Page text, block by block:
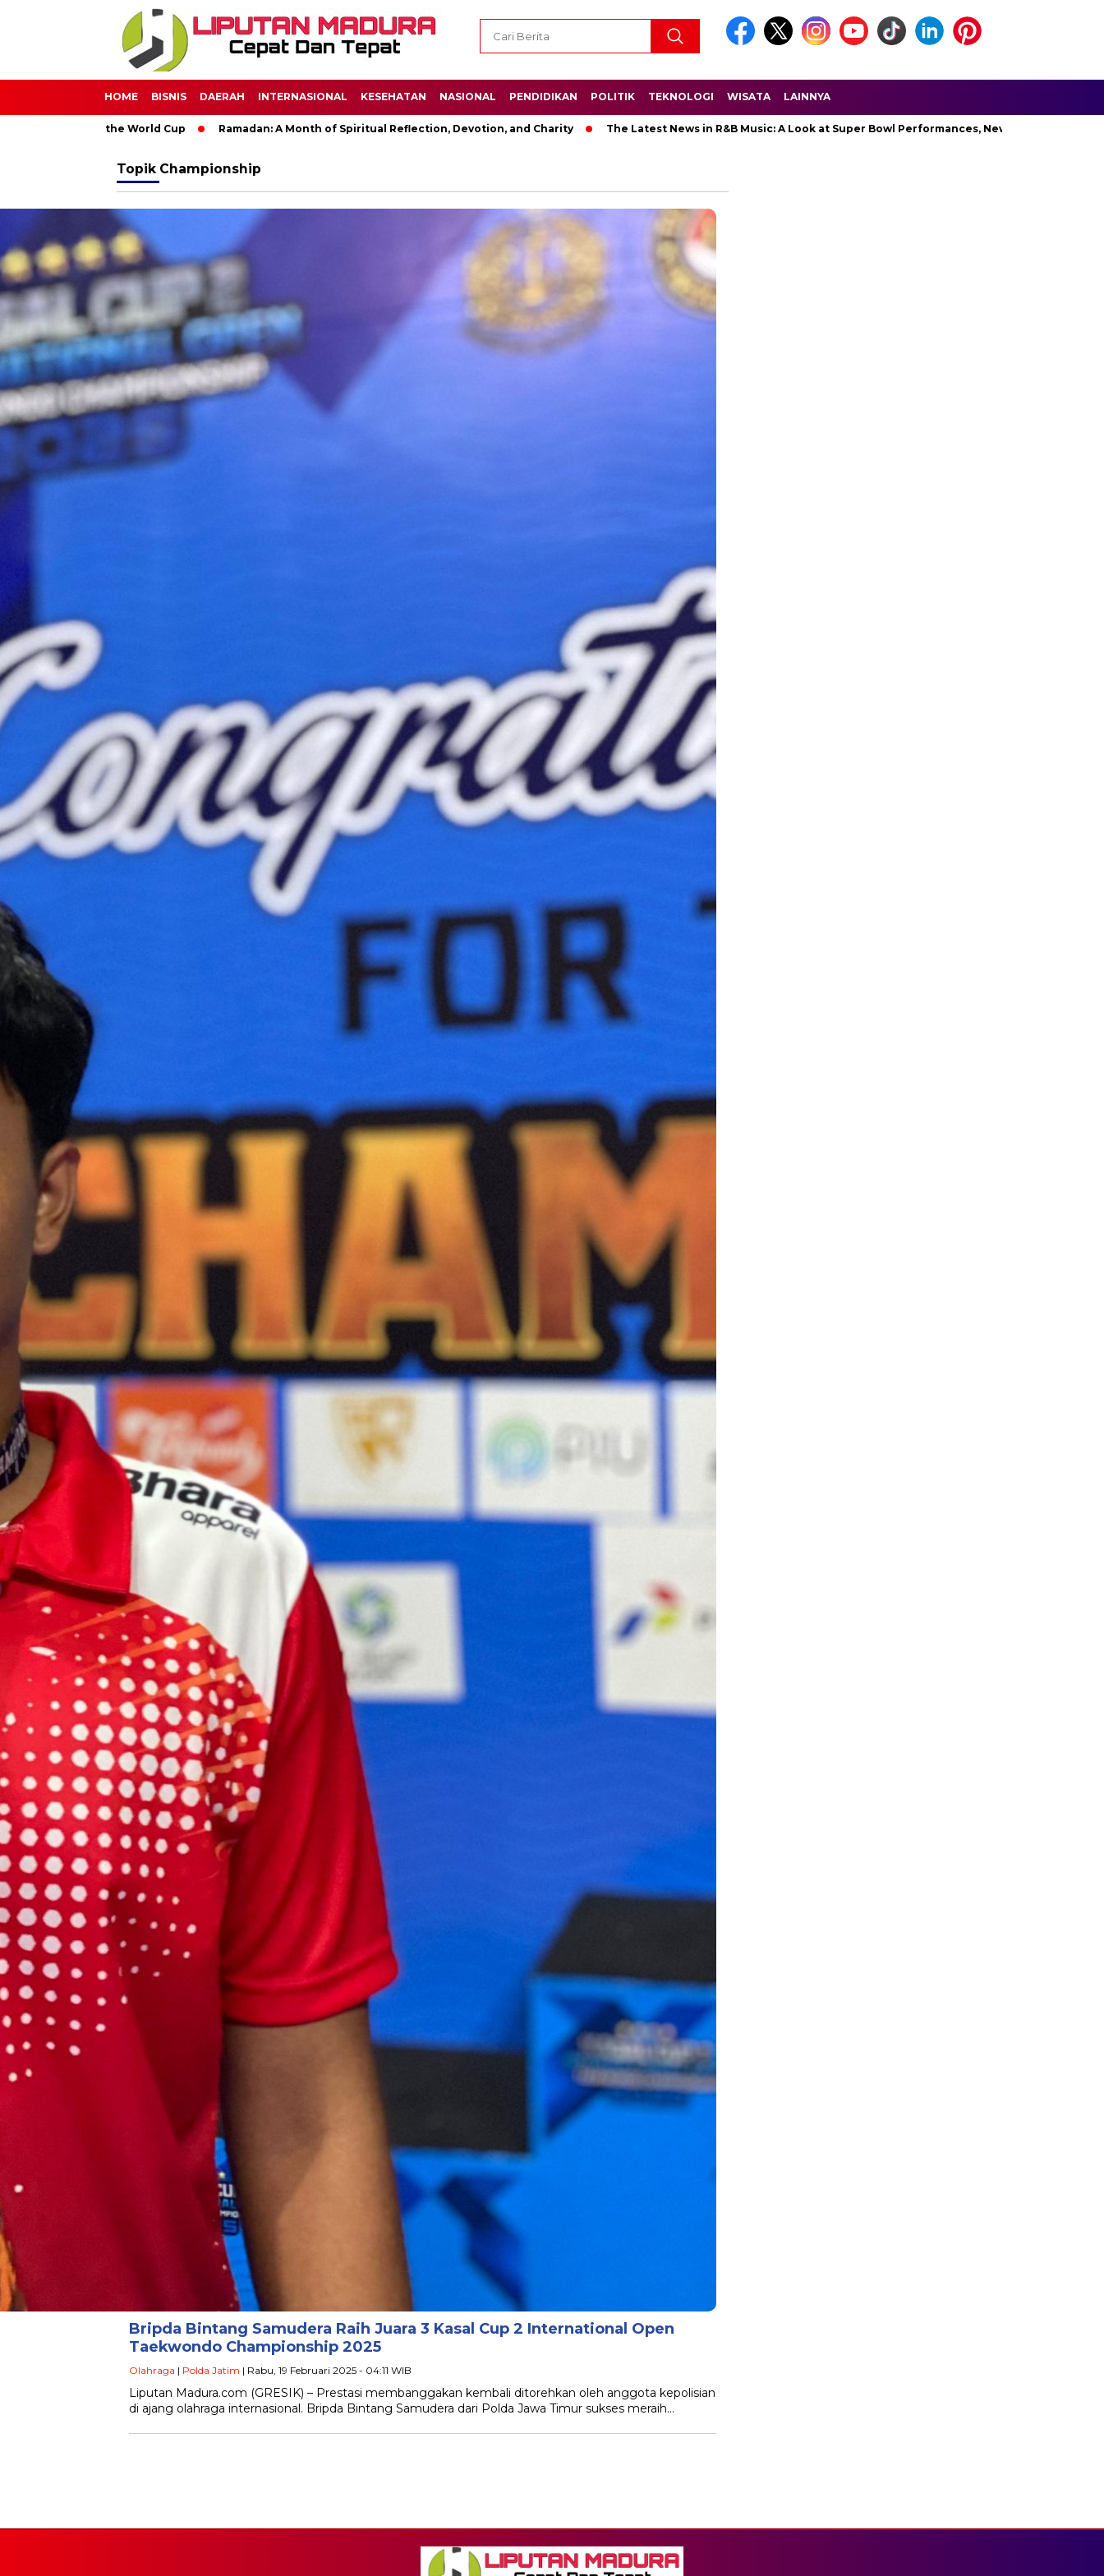
HOME BISNIS DAERAH INTERNASIONAL KESEHATAN NASIONAL PENDIDIKAN POLITIK TEKNOLOGI WISATA LAINNYA
Ramadan: A Month of Spiritual Reflection, Devotion, and Charity The Latest News in R&B Music: A Look at Super Bowl Performances, New Albums, Rising Stars, and
Topik Championship
Bripda Bintang Samudera Raih Juara 3 Kasal Cup 2 International Open
Taekwondo Championship 2025
Olahraga | Polda Jatim | Rabu, 19 Februari 2025 - 04:11 WIB
Liputan Madura.com (GRESIK) – Prestasi membanggakan kembali ditorehkan oleh anggota kepolisian
di ajang olahraga internasional. Bripda Bintang Samudera dari Polda Jawa Timur sukses meraih…